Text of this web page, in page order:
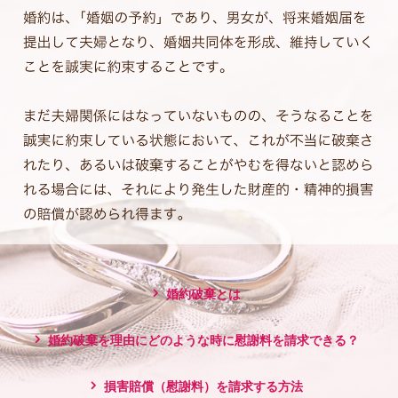
婚約破棄とは
婚約破棄を理由にどのような時に慰謝料を請求できる？
損害賠償（慰謝料）を請求する方法